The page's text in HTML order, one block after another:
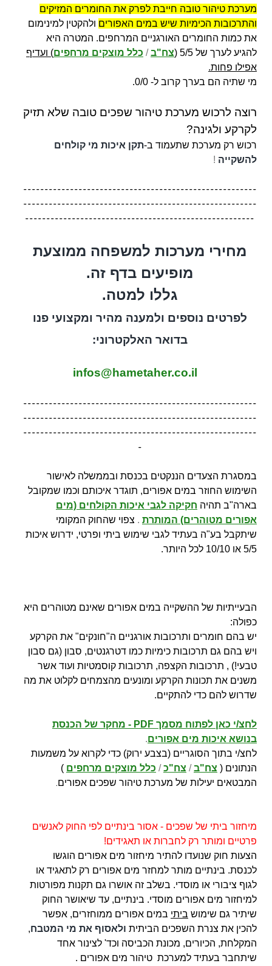
מערכת טיהור טובה חייבת לפרק את החומרים המזיקים
והתרכובות הכימיות שיש במים האפורים ולהקטין למינימום
את כמות החומרים האורגניים המרחפים. המטרה היא
להגיע לערך של 5/5 (
צח"ב/ כלל מוצקים מרחפים) ועדיף
אפילו פחות.
מי שתיה הם בערך קרוב ל- 0/0.
רוצה לרכוש מערכת טיהור שפכים טובה שלא תזיק
לקרקע ולגינה?
רכוש רק מערכת שתעמוד ב-תקן איכות מי קולחים
להשקייה !
-------------------------------------------------------
-------------------------------------------------------
------------------------------------------------------
מחירי מערכות למשפחה ממוצעת
מופיעים בדף זה.
גללו למטה.
לפרטים נוספים ולמענה מהיר ומקצועי פנו
בדואר האלקטרוני:
infos@hametaher.co.il
-------------------------------------------------------
-------------------------------------------------------
-------------------------------------------------------
-
במסגרת הצעדים הננקטים בכנסת ובממשלה לאישור
השימוש החוזר במים אפורים, תוגדר איכותם וכמו שמקובל
בארה"ב תהיה חקיקה לגבי איכות הקולחים (מים
אפורים מטוהרים) המותרת . צפוי שהחוק המקומי
שיתקבל בע"ה בעתיד לגבי שימוש ביתי ופרטי, ידרוש איכות
5/5 או 10/10 לכל היותר.
הבעייתיות של ההשקייה במים אפורים שאינם מטוהרים היא
כפולה:
יש בהם חומרים ותרכובות אורגניים ה"חונקים" את הקרקע
ויש בהם גם תרכובות כימיות כמו דטרגנטים, סבון (גם סבון
טבעי!) , תרכובות הקצפה, תרכובות קוסמטיות ועוד אשר
משנים את תכונות הקרקע ומונעים מהצמחים לקלוט את מה
שדרוש להם כדי להתקיים.
לחצ/י כאן לפתוח מסמך PDF - מחקר של הכנסת
בנושא איכות מים אפורים.
לחצ/י בתוך הסוגריים (בצבע ירוק) כדי לקרוא על משמעות
הנתונים ( צח"ב/ צח"כ/ כלל מוצקים מרחפים )
המבטאים יעילות של מערכת טיהור שפכים אפורים.
מיחזור ביתי של שפכים - אסור בינתיים לפי החוק לאנשים
פרטיים ומותר רק לחברות או תאגידים!
הצעות חוק שנועדו להתיר מיחזור מים אפורים הוגשו
לכנסת. בינתיים מותר למחזר מים אפורים רק לתאגיד או
לגוף ציבורי או מוסדי. בשלב זה אושרו גם תקנות מפורטות
למיחזור מים אפורים מוסדי. בינתיים, עד שיאושר החוק
שיתיר גם שימוש ביתי במים אפורים ממוחזרים, אפשר
להכין את צנרת השפכים הביתית ולאסוף את מי המטבח,
המקלחת, הכיורים, מכונת הכביסה וכד' לצינור אחד
שיתחבר בעתיד למערכת טיהור מים אפורים .